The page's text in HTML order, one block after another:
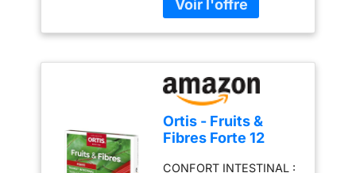
additifs, conservateurs ni
utiliser seule pour la
préparation d’une
infusion végétale, selon
vos envies. 🌿
Préparation Simple :
Ajouter 1 à 2 cuillères à
Ortis - Fruits &
Fibres Forte 12
CONFORT INTESTINAL :